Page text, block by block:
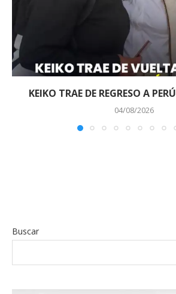
KEIKO TRAE DE REGRESO A
04/08/2026
Buscar